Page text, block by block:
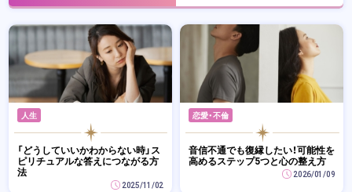
人生
「どうしていいかわからない時」ス
ピリチュアルな答えにつながる方
法
2025/11/02
恋愛・不倫
音信不通でも復縁したい！可能性を
高めるステップ5つと心の整え方
2026/01/09